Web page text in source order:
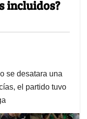
incluidos?
se desatara una
el partido tuvo